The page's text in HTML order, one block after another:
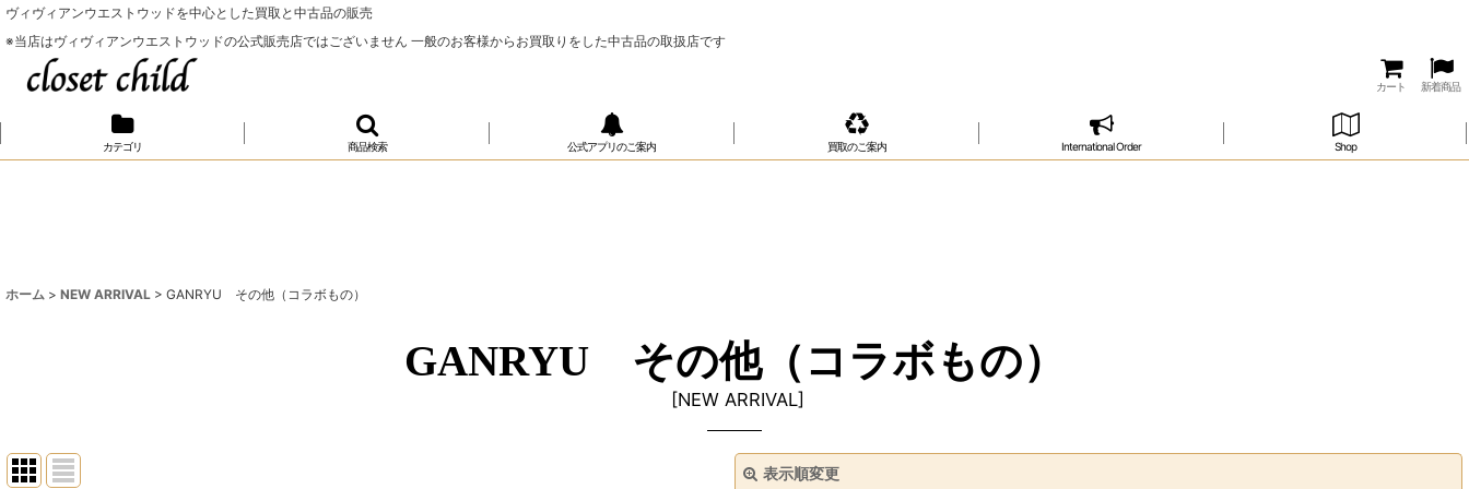
ヴィヴィアンウエストウッドを中心とした買取と中古品の販売
※当店はヴィヴィアンウエストウッドの公式販売店ではございません 一般のお客様からお買取りをした中古品の取扱店です
カート 新着商品
カテゴリ 商品検索 公式アプリのご案内 買取のご案内 International Order Shop
ホーム > NEW ARRIVAL > GANRYU その他（コラボもの）
GANRYU その他（コラボもの）
[NEW ARRIVAL]
表示順変更